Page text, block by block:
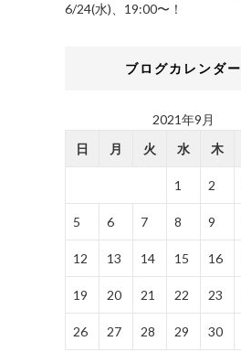
6/24(水)、19:00〜！
ブログカレンダー
2021年9月
日
月 火 水 木
1 2
5 6 7 8 9
12 13 14 15 16
19 20 21 22 23
26 27 28 29
30